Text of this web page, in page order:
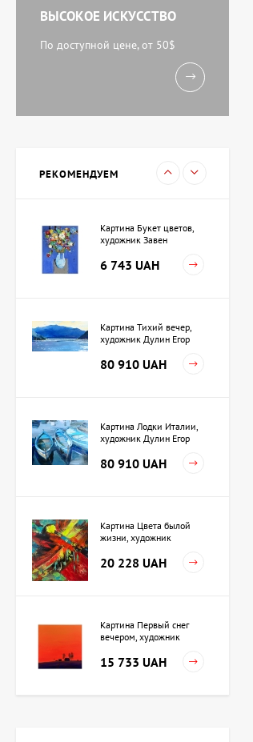
ВЫСОКОЕ ИСКУССТВО
По доступной цене, от 50$
РЕКОМЕНДУЕМ
художник Кокин Михаил
Картина Букет цветов,
художник Завен
6 743 UAH
Картина Тихий вечер,
художник Дулин Егор
80 910 UAH
Картина Лодки Италии,
художник Дулин Егор
80 910 UAH
Картина Цвета былой
жизни, художник
20 228 UAH
Картина Первый снег
вечером, художник
15 733 UAH